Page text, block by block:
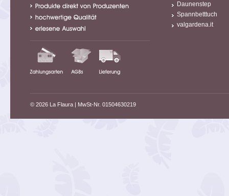
Daunenstep
Spannbetttuch
valgardena.it
© 2026 La Flaura| MwSt-Nr. 01504630219